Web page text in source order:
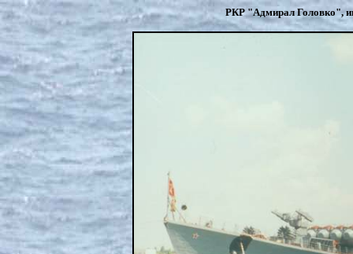
РКР "Адмирал Головко",